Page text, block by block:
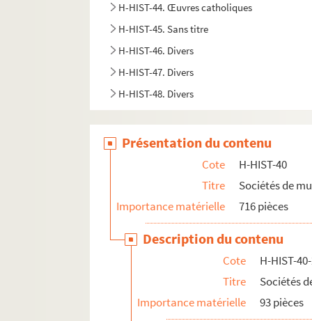
H-HIST-44. Œuvres catholiques
H-HIST-45. Sans titre
H-HIST-46. Divers
H-HIST-47. Divers
H-HIST-48. Divers
H-HIST-50. Sans titre
H-HIST-51. Sans titre
H-HIST-53. Epoque de la Révolution
H-HIST-54. Epoque de la Révolution
H-HIST-55. Elections et corporations
H-HIST-56. Clergé, mouvements politiques
H-HIST-57. Sociétés Diverses, politique
H-HIST-58. Enseignement
Présentation du contenu
Cote
H-HIST-40
Titre
Sociétés de
Importance matérielle
716 pièces
Description du contenu
Cote
H-HIST-
Titre
Sociétés
Importance matérielle
93 pièces